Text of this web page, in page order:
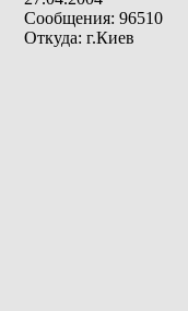
Сообщения: 96510
Откуда: г.Киев